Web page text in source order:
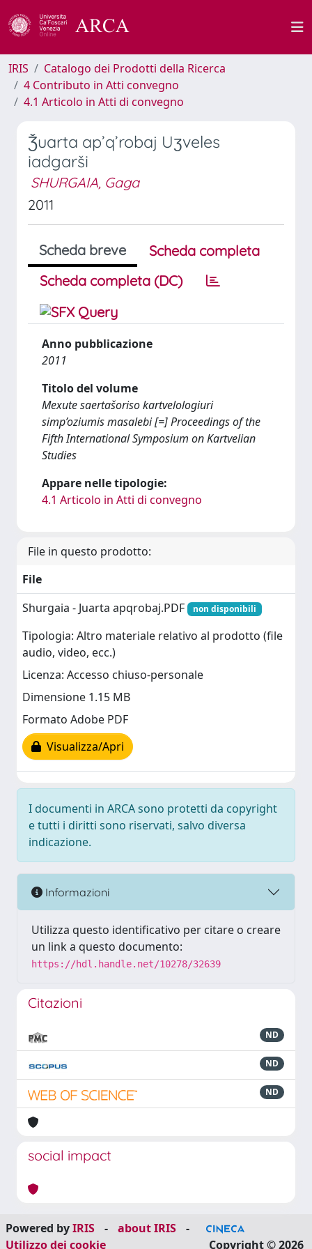
IRIS
Catalogo dei Prodotti della Ricerca
4 Contributo in Atti convegno
4.1 Articolo in Atti di convegno
Ǯuarta ap’q’robaj Uʒveles
iadgarši
SHURGAIA, Gaga
2011
Scheda breve
Scheda completa
Scheda completa (DC)
Anno pubblicazione
2011
Titolo del volume
Mexute saertašoriso kartvelologiuri
simp’oziumis masalebi [=] Proceedings of the
Fifth International Symposium on Kartvelian
Studies
Appare nelle tipologie:
4.1 Articolo in Atti di convegno
File in questo prodotto:
File
Shurgaia - Juarta apqrobaj.PDF
non disponibili
Tipologia: Altro materiale relativo al prodotto (file
audio, video, ecc.)
Licenza: Accesso chiuso-personale
Dimensione 1.15 MB
Formato Adobe PDF
Visualizza/Apri
I documenti in ARCA sono protetti da copyright
e tutti i diritti sono riservati, salvo diversa
indicazione.
Informazioni
Utilizza questo identificativo per citare o creare
un link a questo documento:
https://hdl.handle.net/10278/32639
Citazioni
ND
ND
ND
social impact
Powered byIRIS - about IRIS
-
Utilizzo dei cookie
Copyright © 2026